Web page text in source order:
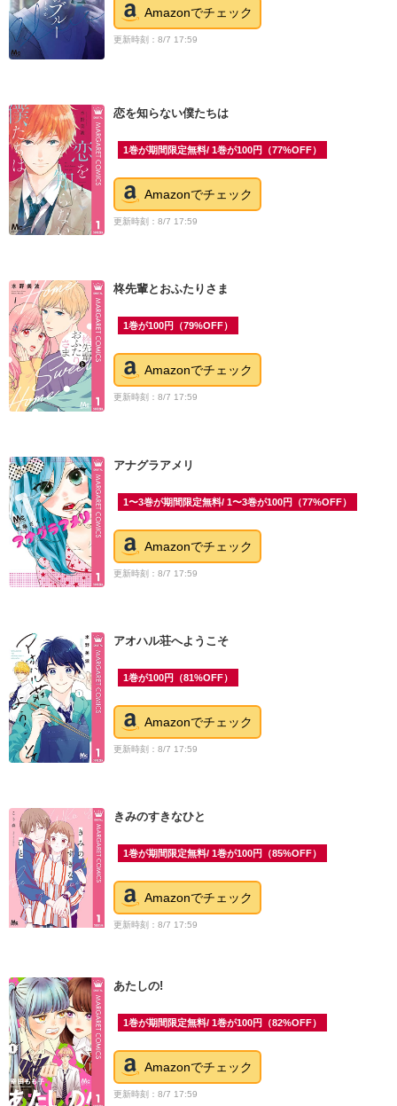
Amazonでチェック
更新時刻：8/7 17:59
恋を知らない僕たちは
1巻が期間限定無料/ 1巻が100円（77%OFF）
Amazonでチェック
更新時刻：8/7 17:59
柊先輩とおふたりさま
1巻が100円（79%OFF）
Amazonでチェック
更新時刻：8/7 17:59
アナグラアメリ
1〜3巻が期間限定無料/ 1〜3巻が100円（77%OFF）
Amazonでチェック
更新時刻：8/7 17:59
アオハル荘へようこそ
1巻が100円（81%OFF）
Amazonでチェック
更新時刻：8/7 17:59
きみのすきなひと
1巻が期間限定無料/ 1巻が100円（85%OFF）
Amazonでチェック
更新時刻：8/7 17:59
あたしの!
1巻が期間限定無料/ 1巻が100円（82%OFF）
Amazonでチェック
更新時刻：8/7 17:59